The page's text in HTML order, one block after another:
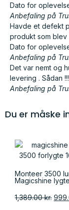
Dato for
Anbefaling på
Havde et defekt
produkt som
Dato for
Anbefaling på
Det var nemt og
levering . Sådan
Anbefaling på
Du er måske
Monteer 3500
Magicshine
1,389.00kr.